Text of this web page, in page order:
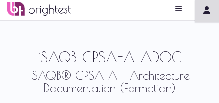
iSAQB CPSA-A ADOC
iSAQB® CPSA-A - Architecture
Documentation (Formation)